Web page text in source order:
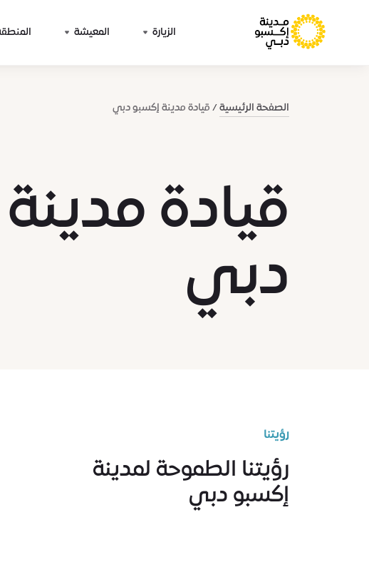
الزيارة المعيشة
الصفحة الرئيسية قيادة مدينة إكسبو دبي
قيادة
دبي
رؤيتنا
رؤيتنا الطموحة لمدينة
إكسبو دبي